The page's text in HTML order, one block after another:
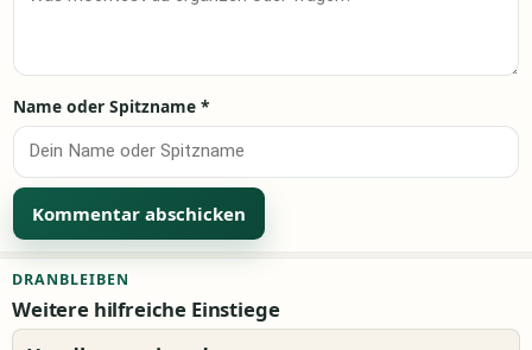
Name oder Spitzname *
DRANBLEIBEN
Weitere hilfreiche Einstiege